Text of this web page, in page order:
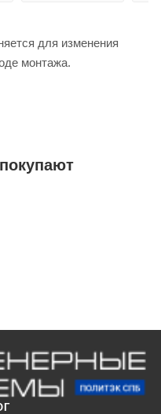
для изменения
монтажа.
архитектурный выступ.